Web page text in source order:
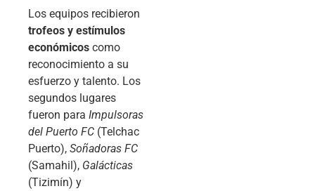
Los equipos recibieron
trofeos y estímulos
económicos como
reconocimiento a su
esfuerzo y talento. Los
segundos lugares
fueron para Impulsoras
del Puerto FC (Telchac
Puerto), Soñadoras FC
(Samahil), Galácticas
(Tizimín) y